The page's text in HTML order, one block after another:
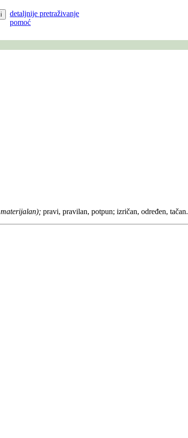
detaljnije pretraživanje
pomoć
materijalan); pravi, pravilan, potpun; izričan, određen, tačan.